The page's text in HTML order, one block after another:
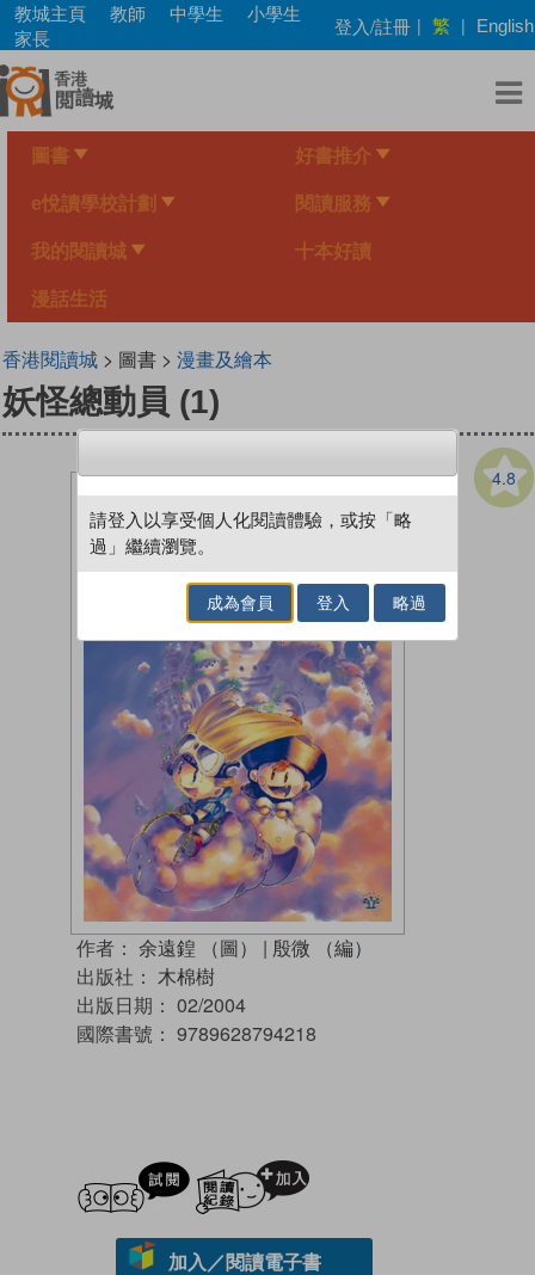
Skip
main
content
教城主頁 教師 中學生
小學生
家長
登入/註冊 | 繁 | English
圖書 好書推介
e悅讀學校計劃 閱讀服務
我的閱讀城 十本好讀
漫話生活
香港閱讀城> 圖書 > 漫畫及繪本
妖怪總動員 (1)
4.8
作者： 余遠鍠 （圖） | 殷微 （編）
出版社： 木棉樹
出版日期： 02/2004
國際書號： 9789628794218
試閲
加入／閱讀電子書
請登入以享受個人化閱讀體驗，或按「略
過」繼續瀏覽。
成為會員 登入 略過